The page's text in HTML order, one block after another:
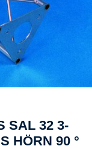
SAL 32 3-
HÖRN 90 °